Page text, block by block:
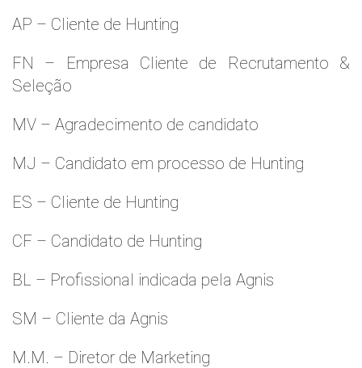
AP – Cliente de Hunting
FN – Empresa Cliente de Recrutamento &
Seleção
MV – Agradecimento de candidato
MJ – Candidato em processo de Hunting
ES – Cliente de Hunting
CF – Candidato de Hunting
BL – Profissional indicada pela Agnis
SM – Cliente da Agnis
M.M. – Diretor de Marketing